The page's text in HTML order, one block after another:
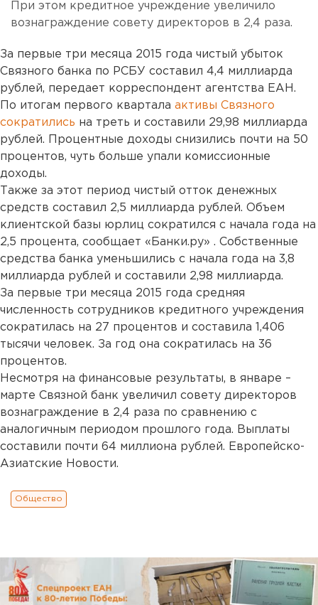
При этом кредитное учреждение увеличило
вознаграждение совету директоров в 2,4 раза.
За первые три месяца 2015 года чистый убыток
Связного банка по РСБУ составил 4,4 миллиарда
рублей, передает корреспондент агентства ЕАН.
По итогам первого квартала активы Связного
сократились на треть и составили 29,98 миллиарда
рублей. Процентные доходы снизились почти на 50
процентов, чуть больше упали комиссионные
доходы.
Также за этот период чистый отток денежных
средств составил 2,5 миллиарда рублей. Объем
клиентской базы юрлиц сократился с начала года на
2,5 процента, сообщает «Банки.ру» . Собственные
средства банка уменьшились с начала года на 3,8
миллиарда рублей и составили 2,98 миллиарда.
За первые три месяца 2015 года средняя
численность сотрудников кредитного учреждения
сократилась на 27 процентов и составила 1,406
тысячи человек. За год она сократилась на 36
процентов.
Несмотря на финансовые результаты, в январе –
марте Связной банк увеличил совету директоров
вознаграждение в 2,4 раза по сравнению с
аналогичным периодом прошлого года. Выплаты
составили почти 64 миллиона рублей. Европейско-
Азиатские Новости.
Общество